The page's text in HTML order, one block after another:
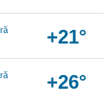
+21°
+26°